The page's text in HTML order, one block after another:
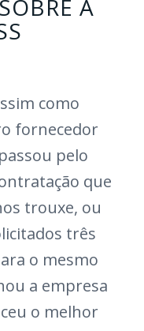
A
como
fornecedor
pelo
que
trouxe, ou
três
o mesmo
a empresa
o melhor